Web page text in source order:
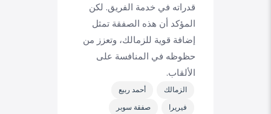
قدراته في خدمة الفريق. لكن
المؤكد أن هذه الصفقة تمثل
إضافة قوية للزمالك، وتعزز من
حظوظه في المنافسة على
الألقاب.
الزمالك
أحمد ربيع
فيريرا
صفقة سوبر